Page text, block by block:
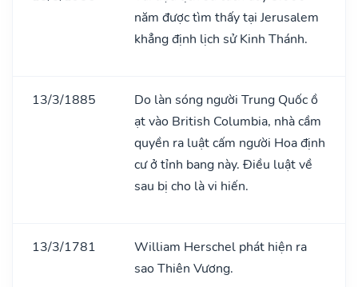
năm được tìm thấy tại Jerusalem
khẳng định lịch sử Kinh Thánh.
13/3/1885
Do làn sóng người Trung Quốc ồ
ạt vào British Columbia, nhà cầm
quyền ra luật cấm người Hoa định
cư ở tỉnh bang này. Điều luật về
sau bị cho là vi hiến.
13/3/1781
William Herschel phát hiện ra
sao Thiên Vương.